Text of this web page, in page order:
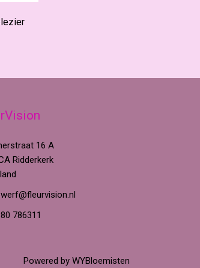
16 A
Ridderkerk
786311
Powered by WYBloemisten